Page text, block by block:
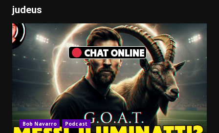
CHAT ONLINE
judeus
Bob Navarro Podcast